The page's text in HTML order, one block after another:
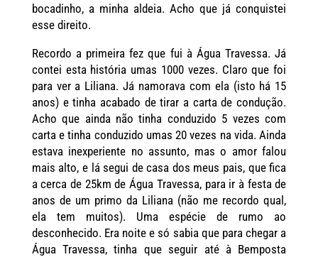
bocadinho, a minha aldeia. Acho que já conquistei
esse direito.
Recordo a primeira fez que fui à Água Travessa. Já
contei esta história umas 1000 vezes. Claro que foi
para ver a Liliana. Já namorava com ela (isto há 15
anos) e tinha acabado de tirar a carta de condução.
Acho que ainda não tinha conduzido 5 vezes com
carta e tinha conduzido umas 20 vezes na vida. Ainda
estava inexperiente no assunto, mas o amor falou
mais alto, e lá segui de casa dos meus pais, que fica
a cerca de 25km de Água Travessa, para ir à festa de
anos de um primo da Liliana (não me recordo qual,
ela tem muitos). Uma espécie de rumo ao
desconhecido. Era noite e só sabia que para chegar a
Água Travessa, tinha que seguir até à Bemposta